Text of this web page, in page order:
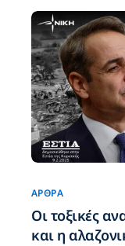
ΆΡΘΡΑ
Οι τοξικές
και η